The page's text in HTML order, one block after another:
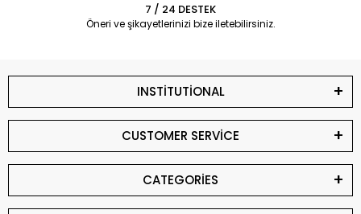
7 / 24 DESTEK
Öneri ve şikayetlerinizi bize iletebilirsiniz.
INSTİTUTİONAL
CUSTOMER SERVİCE
CATEGORİES